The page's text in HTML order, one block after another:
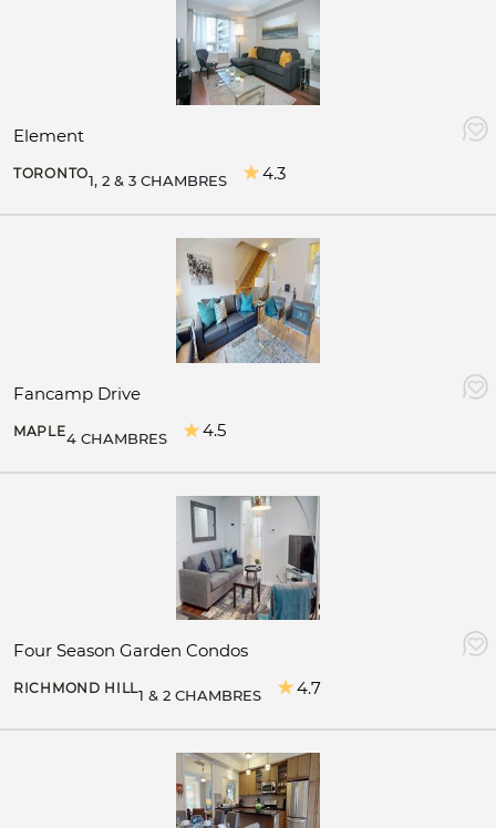
Element
TORONTO1, 2 & 3 CHAMBRES 4.3
Fancamp Drive
MAPLE4 CHAMBRES 4.5
Four Season Garden Condos
RICHMOND HILL1 & 2 CHAMBRES 4.7